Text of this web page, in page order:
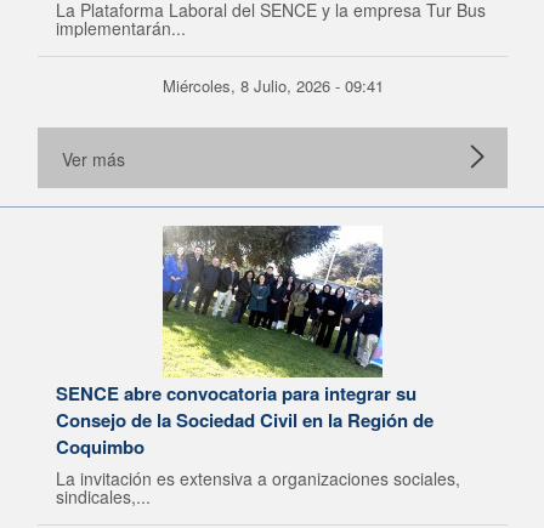
La Plataforma Laboral del SENCE y la empresa Tur Bus
implementarán...
Miércoles, 8 Julio, 2026 - 09:41
Ver más
SENCE abre convocatoria para integrar su
Consejo de la Sociedad Civil en la Región de
Coquimbo
La invitación es extensiva a organizaciones sociales,
sindicales,...